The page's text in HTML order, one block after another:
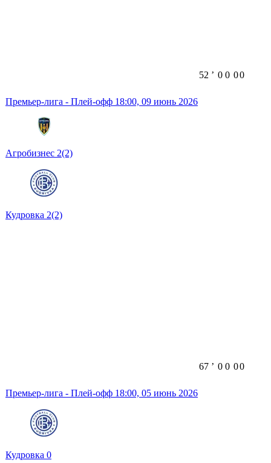
Премьер-лига - Плей-офф 18:00, 09 июнь 2026
Агробизнес 2(2)
Кудровка 2(2)
52 ʼ 0 0 00
Премьер-лига - Плей-офф 18:00, 05 июнь 2026
Кудровка 0
67 ʼ 0 0 00